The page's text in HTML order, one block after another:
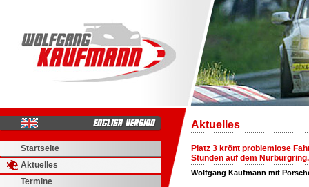
Startseite
Aktuelles
Termine
Aktuelles
Platz 3 krönt problemlose
Stunden auf dem Nürburgring.
Wolfgang Kaufmann mit